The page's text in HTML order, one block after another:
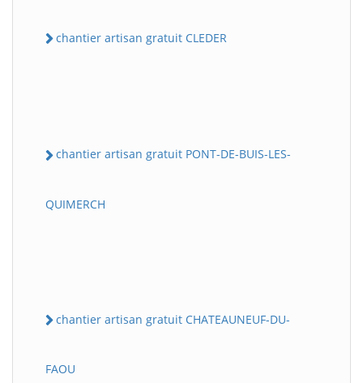
chantier artisan gratuit CLEDER
chantier artisan gratuit PONT-DE-BUIS-LES-
QUIMERCH
chantier artisan gratuit CHATEAUNEUF-DU-
FAOU